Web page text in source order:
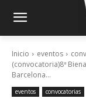
Inicio eventos
(convocatoria)8ª
Barcelona...
eventos convocatorias